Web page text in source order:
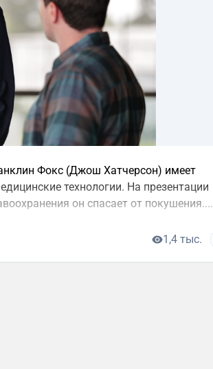
Фокс (Джош Хатчерсон) имеет
технологии. На презентации
он спасает от покушения....
1,4 тыс.